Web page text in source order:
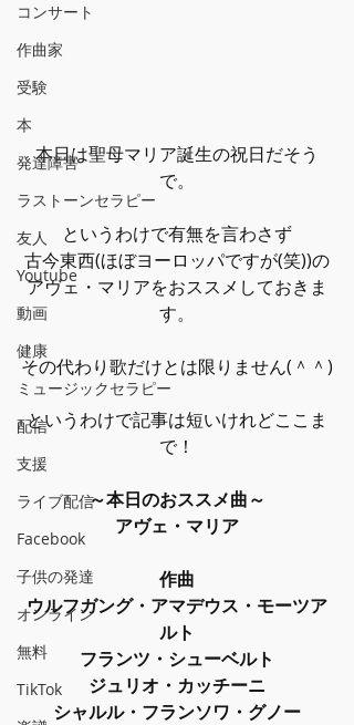
コンサート
作曲家
受験
本
発達障害
ラストーンセラピー
友人
Youtube
動画
健康
ミュージックセラピー
配信
支援
ライブ配信
Facebook
子供の発達
オンライン
無料
TikTok
本日は聖母マリア誕生の祝日だそう
で。
というわけで有無を言わさず
古今東西(ほぼヨーロッパですが(笑))の
アヴェ・マリアをおススメしておきま
す。
その代わり歌だけとは限りません(＾＾)
というわけで記事は短いけれどここま
で！
～本日のおススメ曲～
アヴェ・マリア
作曲
ウルフガング・アマデウス・モーツア
ルト
フランツ・シューベルト
ジュリオ・カッチーニ
シャルル・フランソワ・グノー